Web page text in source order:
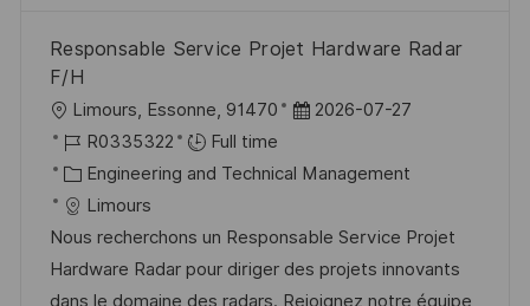
Responsable Service Projet Hardware Radar
F/H
L
o
c
a
t
i
o
Limours, Essonne, 91470
P
s
e
d
D
2026-07-27
J
o
b
I
d
R0335322
Full time
C
a
t
e
g
Engineering and Technical Management
Limours
Nous recherchons un Responsable Service Projet
Hardware Radar pour diriger des projets innovants
dans le domaine des radars. Rejoignez notre équipe